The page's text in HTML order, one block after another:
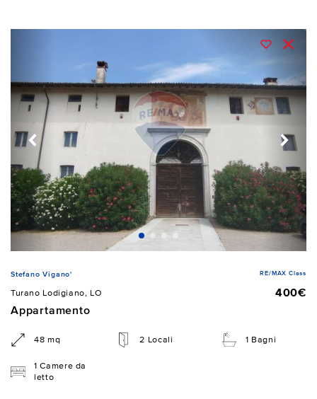
Stefano Vigano' RE/MAX Class
Turano Lodigiano, LO
400€
Appartamento
48 mq 2 Locali 1 Bagni
1 Camere da
letto